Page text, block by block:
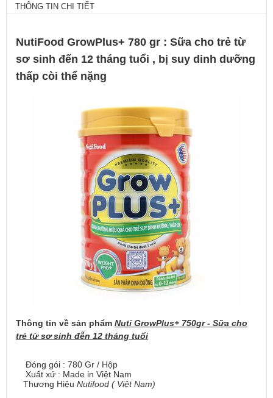
THÔNG TIN CHI TIẾT
NutiFood GrowPlus+ 780 gr : Sữa cho trẻ từ
sơ sinh đến 12 tháng tuổi , bị suy dinh dưỡng
thấp còi thể nặng
Thông tin về sản phẩm Nuti GrowPlus+ 750gr - Sữa cho
trẻ từ sơ sinh đễn 12 tháng tuổi
Đóng gói : 780 Gr / Hộp
Xuất xứ : Made in Việt Nam
Thương Hiệu Nutifood ( Việt Nam)